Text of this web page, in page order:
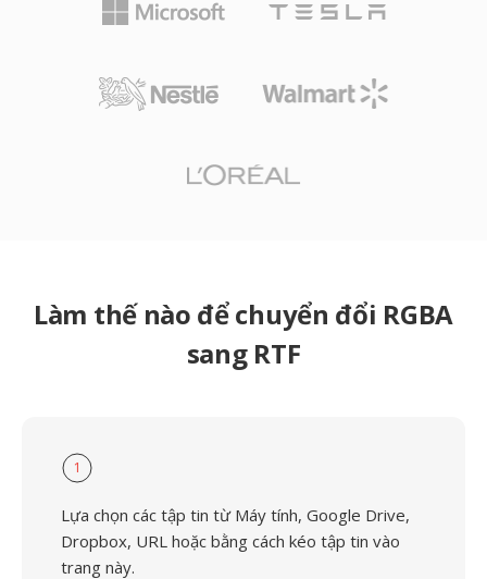
Làm thế nào để chuyển đổi RGBA
sang RTF
1
Lựa chọn các tập tin từ Máy tính, Google Drive,
Dropbox, URL hoặc bằng cách kéo tập tin vào
trang này.